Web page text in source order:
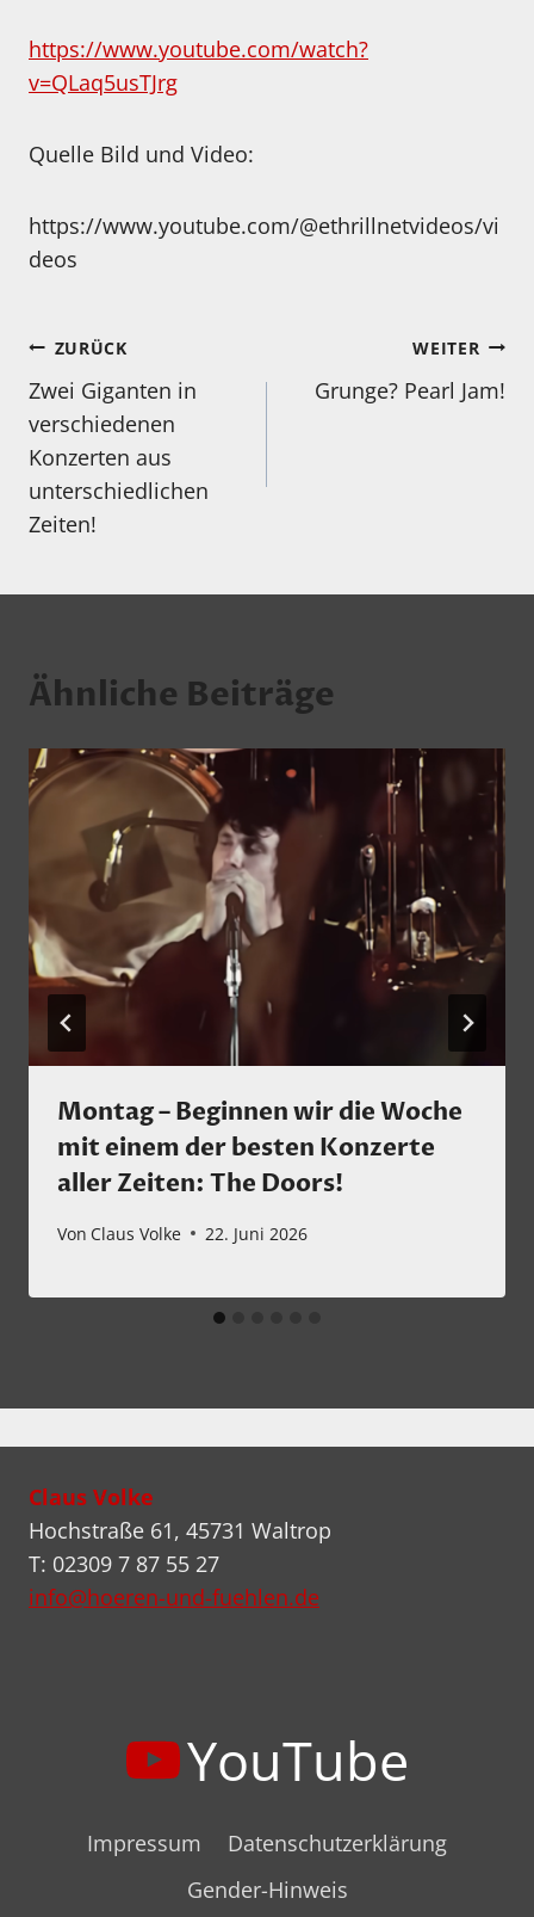
https://www.youtube.com/watch?
v=QLaq5usTJrg
Quelle Bild und Video:
https://www.youtube.com/@ethrillnetvideos/vi
deos
Beitragsnavigation
ZURÜCK
Zwei Giganten in
verschiedenen
Konzerten aus
unterschiedlichen
Zeiten!
WEITER
Grunge? Pearl Jam!
Ähnliche Beiträge
Montag – Beginnen wir die Woche
mit einem der besten Konzerte
aller Zeiten: The Doors!
Von Claus Volke 22. Juni 2026
Claus Volke
Hochstraße 61, 45731 Waltrop
T: 02309 7 87 55 27
info@hoeren-und-fuehlen.de
YouTube
Impressum
Datenschutzerklärung
Gender-Hinweis